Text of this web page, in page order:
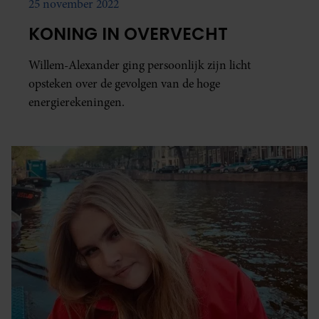
25 november 2022
KONING IN OVERVECHT
Willem-Alexander ging persoonlijk zijn licht
opsteken over de gevolgen van de hoge
energierekeningen.